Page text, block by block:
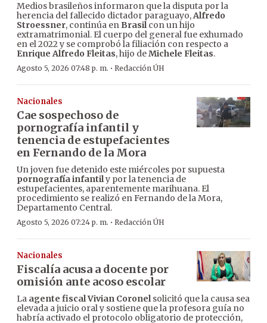
Medios brasileños informaron que la disputa por la
herencia del fallecido dictador paraguayo,Alfredo
Stroessner, continúa en Brasilcon un hijo
extramatrimonial. El cuerpo del general fue exhumado
en el 2022 y se comprobó la filiación con respecto a
Enrique Alfredo Fleitas, hijo deMichele Fleitas.
Agosto 5, 2026 07:48 p. m. · Redacción ÚH
Nacionales
Cae sospechoso de
pornografía infantil y
tenencia de estupefacientes
en Fernando de la Mora
Un joven fue detenido este miércoles por supuesta
pornografía infantily por la tenencia de
estupefacientes, aparentemente marihuana. El
procedimiento se realizó en Fernando de la Mora,
Departamento Central.
Agosto 5, 2026 07:24 p. m. · Redacción ÚH
Nacionales
Fiscalía acusa a docente por
omisión ante acoso escolar
La agente fiscal Vivian Coronelsolicitó que la causa sea
elevada a juicio oral y sostiene que la profesora guía no
habría activado el protocolo obligatorio de protección,